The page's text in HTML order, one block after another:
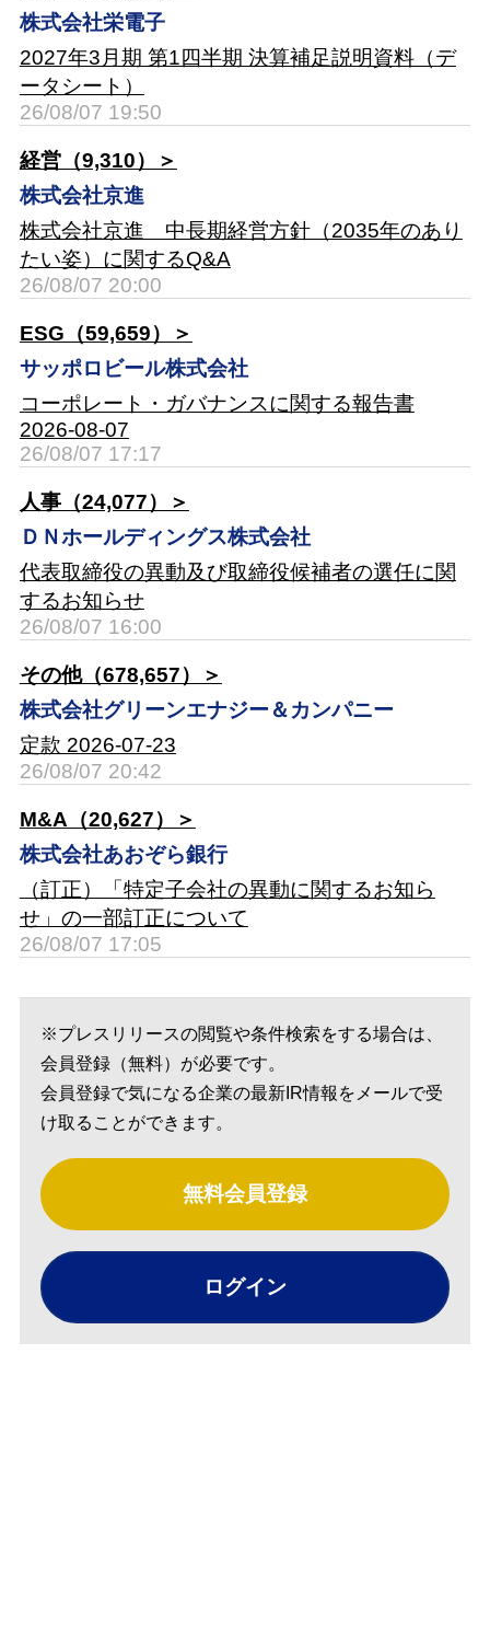
株式会社栄電子
2027年3月期 第1四半期 決算補足説明資料（デ
ータシート）
26/08/07 19:50
経営（9,310）＞
株式会社京進
株式会社京進 中長期経営方針（2035年のあり
たい姿）に関するQ&A
26/08/07 20:00
ESG（59,659）＞
サッポロビール株式会社
コーポレート・ガバナンスに関する報告書
2026-08-07
26/08/07 17:17
人事（24,077）＞
ＤＮホールディングス株式会社
代表取締役の異動及び取締役候補者の選任に関
するお知らせ
26/08/07 16:00
その他（678,657）＞
株式会社グリーンエナジー＆カンパニー
定款 2026-07-23
26/08/07 20:42
M&A（20,627）＞
株式会社あおぞら銀行
（訂正）「特定子会社の異動に関するお知ら
せ」の一部訂正について
26/08/07 17:05
※プレスリリースの閲覧や条件検索をする場合は、
会員登録（無料）が必要です。
会員登録で気になる企業の最新IR情報をメールで受
け取ることができます。
無料会員登録
ログイン